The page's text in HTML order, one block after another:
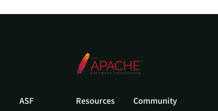
ASF Resources Community